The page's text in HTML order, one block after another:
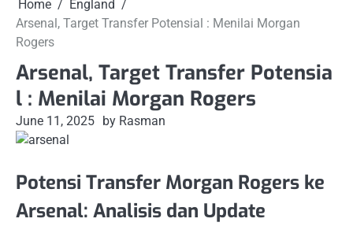
Home
England
Arsenal, Target Transfer Potensial : Menilai Morgan
Rogers
Arsenal, Target Transfer Potensia
l : Menilai Morgan Rogers
June 11, 2025 by Rasman
Potensi Transfer Morgan Rogers ke
Arsenal: Analisis dan Update